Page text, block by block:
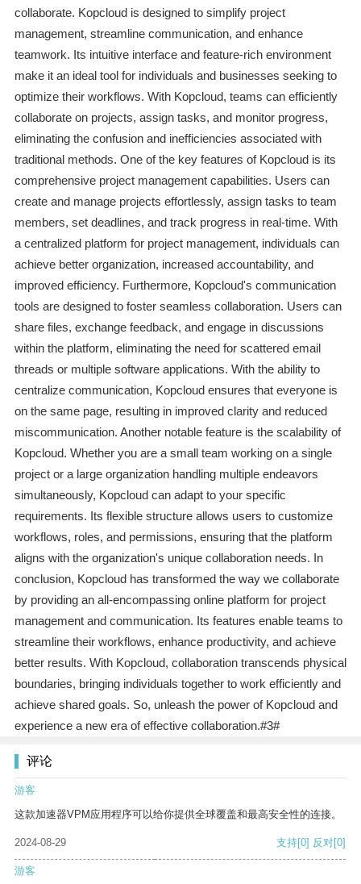
collaborate. Kopcloud is designed to simplify project
management, streamline communication, and enhance
teamwork. Its intuitive interface and feature-rich environment
make it an ideal tool for individuals and businesses seeking to
optimize their workflows. With Kopcloud, teams can efficiently
collaborate on projects, assign tasks, and monitor progress,
eliminating the confusion and inefficiencies associated with
traditional methods. One of the key features of Kopcloud is its
comprehensive project management capabilities. Users can
create and manage projects effortlessly, assign tasks to team
members, set deadlines, and track progress in real-time. With
a centralized platform for project management, individuals can
achieve better organization, increased accountability, and
improved efficiency. Furthermore, Kopcloud's communication
tools are designed to foster seamless collaboration. Users can
share files, exchange feedback, and engage in discussions
within the platform, eliminating the need for scattered email
threads or multiple software applications. With the ability to
centralize communication, Kopcloud ensures that everyone is
on the same page, resulting in improved clarity and reduced
miscommunication. Another notable feature is the scalability of
Kopcloud. Whether you are a small team working on a single
project or a large organization handling multiple endeavors
simultaneously, Kopcloud can adapt to your specific
requirements. Its flexible structure allows users to customize
workflows, roles, and permissions, ensuring that the platform
aligns with the organization's unique collaboration needs. In
conclusion, Kopcloud has transformed the way we collaborate
by providing an all-encompassing online platform for project
management and communication. Its features enable teams to
streamline their workflows, enhance productivity, and achieve
better results. With Kopcloud, collaboration transcends physical
boundaries, bringing individuals together to work efficiently and
achieve shared goals. So, unleash the power of Kopcloud and
experience a new era of effective collaboration.#3#
评论
游客
这款加速器VPM应用程序可以给你提供全球覆盖和最高安全性的连接。
2024-08-29 支持[0] 反对[0]
游客